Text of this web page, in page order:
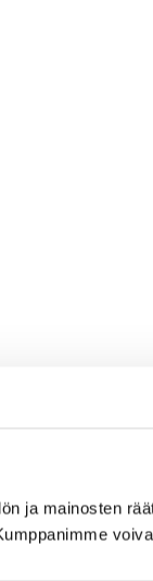
ja mainosten